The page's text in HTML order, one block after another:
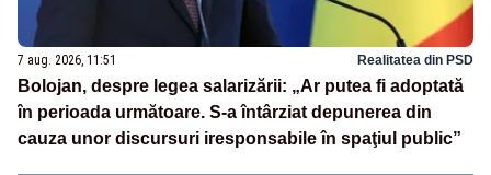
7 aug. 2026, 11:51 Realitatea din PSD
Bolojan, despre legea salarizării: „Ar putea fi adoptată
în perioada următoare. S-a întârziat depunerea din
cauza unor discursuri iresponsabile în spaţiul public”